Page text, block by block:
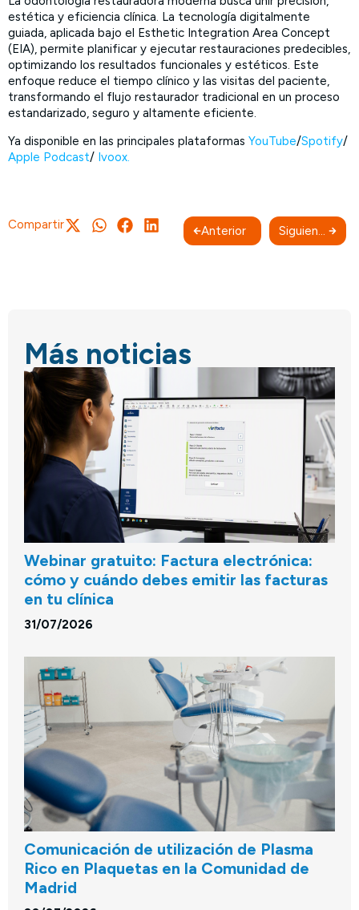
estética y eficiencia clínica. La tecnología digitalmente
guiada, aplicada bajo el Esthetic Integration Area Concept
(EIA), permite planificar y ejecutar restauraciones predecibles,
optimizando los resultados funcionales y estéticos. Este
enfoque reduce el tiempo clínico y las visitas del paciente,
transformando el flujo restaurador tradicional en un proceso
estandarizado, seguro y altamente eficiente.
Ya disponible en las principales plataformas YouTube/Spotify/
Apple Podcast/ Ivoox.
Compartir Anterior Siguiente
Más noticias
Webinar gratuito: Factura electrónica:
cómo y cuándo debes emitir las facturas
en tu clínica
31/07/2026
Comunicación de utilización de Plasma
Rico en Plaquetas en la Comunidad de
Madrid